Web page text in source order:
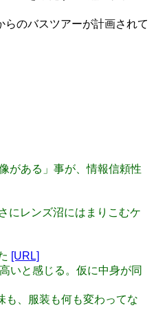
のバスツアーが計画されて
がある」事が、情報信頼性
にレンズ沼にはまりこむケ
[URL]
いと感じる。仮に中身が同
も、服装も何も変わってな